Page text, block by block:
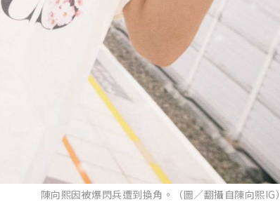
陳向熙因被爆閃兵遭到換角。（圖／翻攝自陳向熙IG）